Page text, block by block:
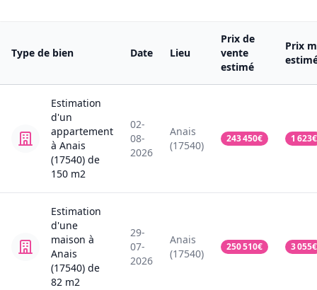
Type de bien Date Lieu
Prix de
vente
estimé
Prix
Estimation
d'un
appartement
à Anais
(17540) de
150 m2
02-
08-
2026
Anais
(17540)
243 450€ 1 623€
Estimation
d'une
maison à
Anais
(17540) de
82 m2
29-
07-
2026
Anais
(17540)
250 510€ 3 055€